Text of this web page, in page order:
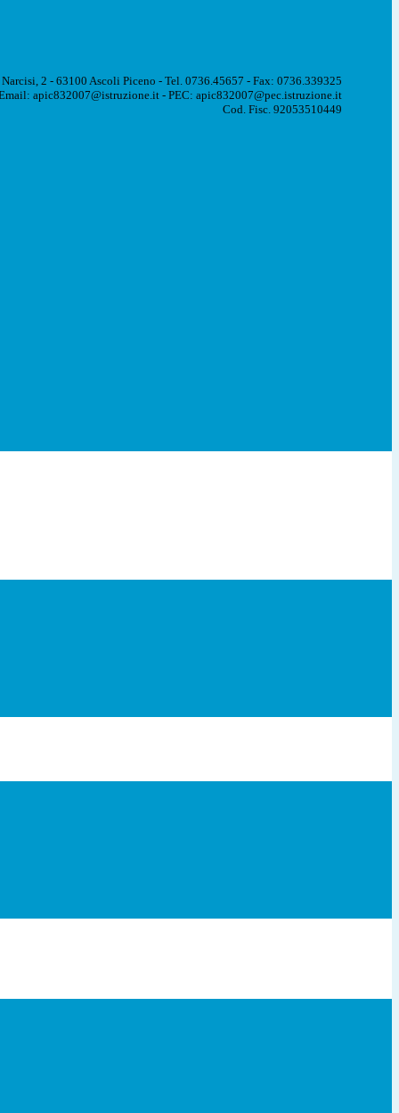
2 - 63100 Ascoli Piceno - Tel. 0736.45657 - Fax: 0736.339325
apic832007@istruzione.it - PEC: apic832007@pec.istruzione.it
Cod. Fisc. 92053510449